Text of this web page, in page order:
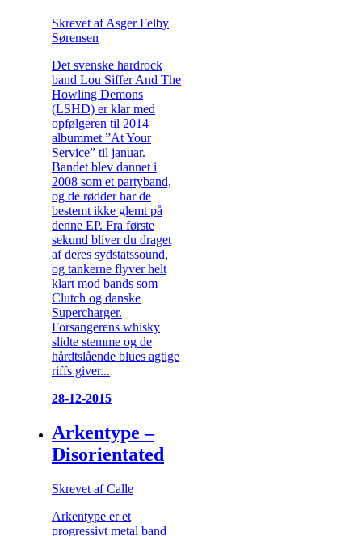
Skrevet af Asger Felby
Sørensen
Det svenske hardrock
band Lou Siffer And The
Howling Demons
(LSHD) er klar med
opfølgeren til 2014
albummet ”At Your
Service” til januar.
Bandet blev dannet i
2008 som et partyband,
og de rødder har de
bestemt ikke glemt på
denne EP. Fra første
sekund bliver du draget
af deres sydstatssound,
og tankerne flyver helt
klart mod bands som
Clutch og danske
Supercharger.
Forsangerens whisky
slidte stemme og de
hårdtslående blues agtige
riffs giver...
28-12-2015
Arkentype –
Disorientated
Skrevet af Calle
Arkentype er et
progressivt metal band